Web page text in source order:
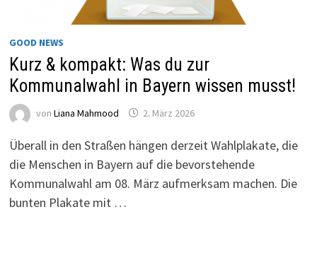
GOOD NEWS
Kurz & kompakt: Was du zur
Kommunalwahl in Bayern wissen musst!
von Liana Mahmood 2. März 2026
Überall in den Straßen hängen derzeit Wahlplakate, die
die Menschen in Bayern auf die bevorstehende
Kommunalwahl am 08. März aufmerksam machen. Die
bunten Plakate mit …